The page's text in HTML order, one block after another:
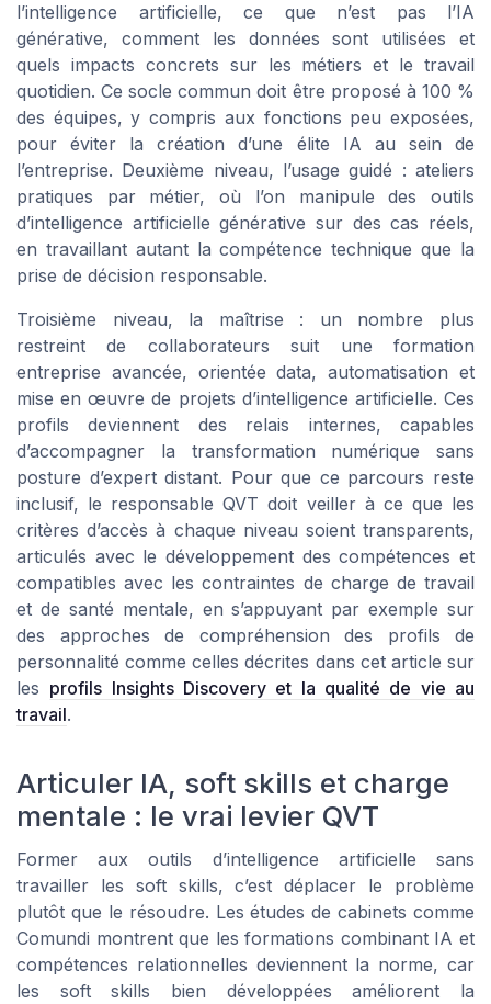
l’intelligence artificielle, ce que n’est pas l’IA
générative, comment les données sont utilisées et
quels impacts concrets sur les métiers et le travail
quotidien. Ce socle commun doit être proposé à 100 %
des équipes, y compris aux fonctions peu exposées,
pour éviter la création d’une élite IA au sein de
l’entreprise. Deuxième niveau, l’usage guidé : ateliers
pratiques par métier, où l’on manipule des outils
d’intelligence artificielle générative sur des cas réels,
en travaillant autant la compétence technique que la
prise de décision responsable.
Troisième niveau, la maîtrise : un nombre plus
restreint de collaborateurs suit une formation
entreprise avancée, orientée data, automatisation et
mise en œuvre de projets d’intelligence artificielle. Ces
profils deviennent des relais internes, capables
d’accompagner la transformation numérique sans
posture d’expert distant. Pour que ce parcours reste
inclusif, le responsable QVT doit veiller à ce que les
critères d’accès à chaque niveau soient transparents,
articulés avec le développement des compétences et
compatibles avec les contraintes de charge de travail
et de santé mentale, en s’appuyant par exemple sur
des approches de compréhension des profils de
personnalité comme celles décrites dans cet article sur
les profils Insights Discovery et la qualité de vie au
travail.
Articuler IA, soft skills et charge
mentale : le vrai levier QVT
Former aux outils d’intelligence artificielle sans
travailler les soft skills, c’est déplacer le problème
plutôt que le résoudre. Les études de cabinets comme
Comundi montrent que les formations combinant IA et
compétences relationnelles deviennent la norme, car
les soft skills bien développées améliorent la